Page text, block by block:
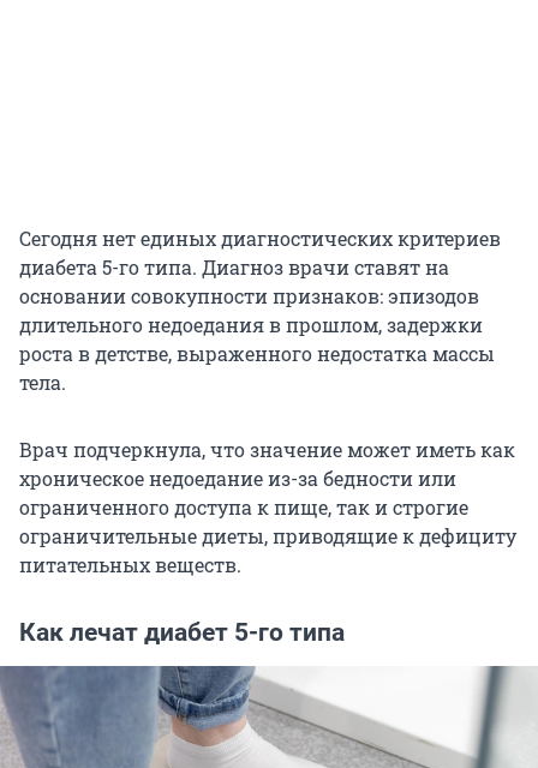
Сегодня нет единых диагностических критериев
диабета 5-го типа. Диагноз врачи ставят на
основании совокупности признаков: эпизодов
длительного недоедания в прошлом, задержки
роста в детстве, выраженного недостатка массы
тела.
Врач подчеркнула, что значение может иметь как
хроническое недоедание из-за бедности или
ограниченного доступа к пище, так и строгие
ограничительные диеты, приводящие к дефициту
питательных веществ.
Как лечат диабет 5-го типа